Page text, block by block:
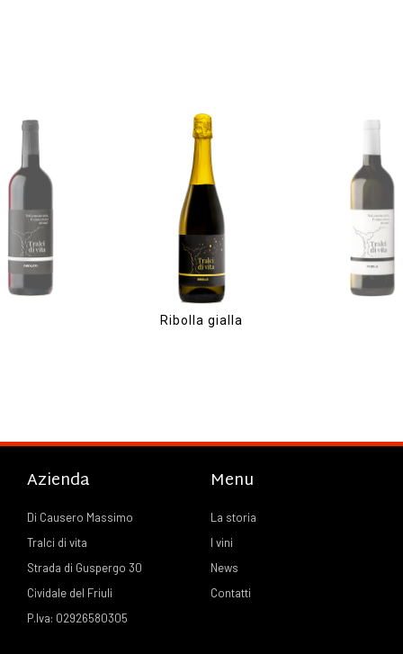
Azienda
Di Causero Massimo
Tralci di vita
Strada di Guspergo 30
Cividale del Friuli
P.Iva: 02926580305
Menu
La storia
I vini
News
Contatti